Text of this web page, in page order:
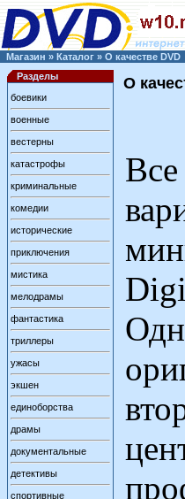
Магазин » Каталог » О качестве DVD
Разделы
боевики
военные
вестерны
катастрофы
криминальные
комедии
исторические
приключения
мистика
мелодрамы
фантастика
триллеры
ужасы
экшен
единоборства
драмы
документальные
детективы
спортивные
О